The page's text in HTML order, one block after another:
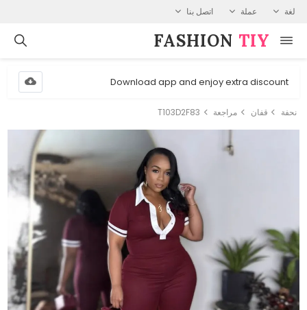
لغة عملة اتصل بنا
FASHION⁠ TIY
Download app and enjoy extra discount
نحفة قفان مراجعة T103D2F83